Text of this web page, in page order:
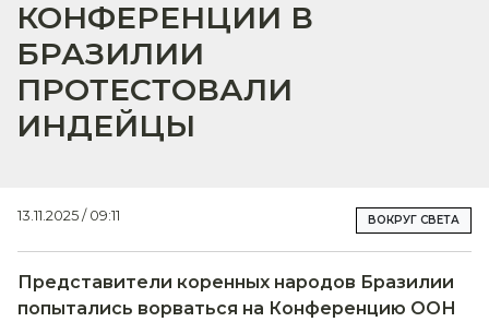
КОНФЕРЕНЦИИ В
БРАЗИЛИИ
ПРОТЕСТОВАЛИ
ИНДЕЙЦЫ
13.11.2025 / 09:11 ВОКРУГ СВЕТА
Представители коренных народов Бразилии
попытались ворваться на Конференцию ООН